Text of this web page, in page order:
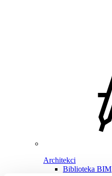
Architekci
Biblioteka BIM